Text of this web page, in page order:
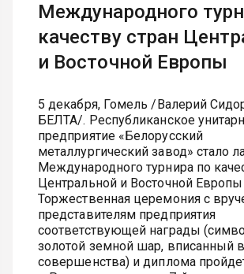
Международного
качеству стран
и Восточной Европы
5 декабря, Гомель /Валерий
БЕЛТА/. Республиканское
предприятие «Белорусский
металлургический завод» стало
Международного турнира по
Центральной и Восточной
Торжественная церемония с
представителям предприятия
соответствующей награды
золотой земной шар, вписанный
совершенства) и диплома